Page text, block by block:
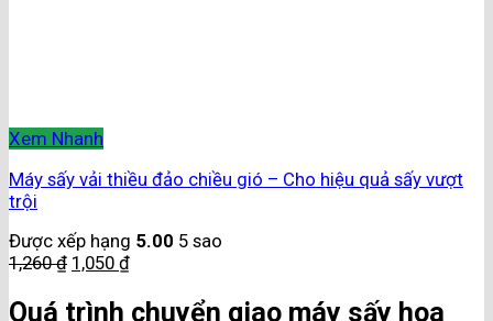
Xem Nhanh
Máy sấy vải thiều đảo chiều gió – Cho hiệu quả sấy vượt
trội
Được xếp hạng 5.00 5 sao
1,260₫ 1,050 ₫
Quá trình chuyển giao máy sấy hoa